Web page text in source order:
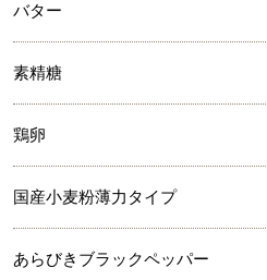
バター
素精糖
鶏卵
国産小麦粉薄力タイプ
あらびきブラックペッパー